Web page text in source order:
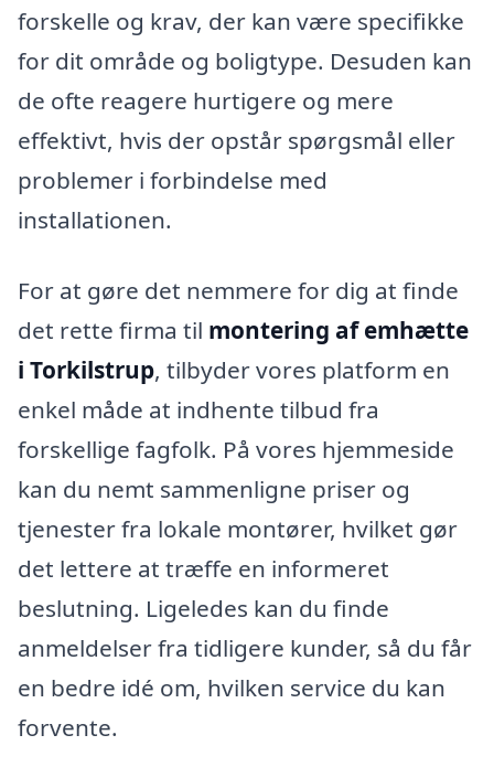
forskelle og krav, der kan være specifikke
for dit område og boligtype. Desuden kan
de ofte reagere hurtigere og mere
effektivt, hvis der opstår spørgsmål eller
problemer i forbindelse med
installationen.
For at gøre det nemmere for dig at finde
det rette firma til montering af emhætte
i Torkilstrup, tilbyder vores platform en
enkel måde at indhente tilbud fra
forskellige fagfolk. På vores hjemmeside
kan du nemt sammenligne priser og
tjenester fra lokale montører, hvilket gør
det lettere at træffe en informeret
beslutning. Ligeledes kan du finde
anmeldelser fra tidligere kunder, så du får
en bedre idé om, hvilken service du kan
forvente.